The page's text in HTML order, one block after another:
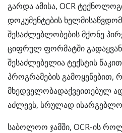
გარდა ამისა, OCR
დოკუმენტების
შესაძლებლობების მქონე
ციფრულ ფორმატში
შესაძლებელია ტექსტის
პროგრამების გამოყენებით,
მხედველობადაქვეითებულ
აძლევს, სრულად
საბოლოო ჯამში, OCR-ის